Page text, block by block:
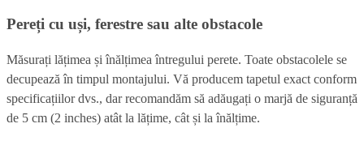
Pereți cu uși, ferestre sau alte obstacole
Măsurați lățimea și înălțimea întregului perete. Toate obstacolele se
decupează în timpul montajului. Vă producem tapetul exact conform
specificațiilor dvs., dar recomandăm să adăugați o marjă de siguranță
de 5 cm (2 inches) atât la lățime, cât și la înălțime.